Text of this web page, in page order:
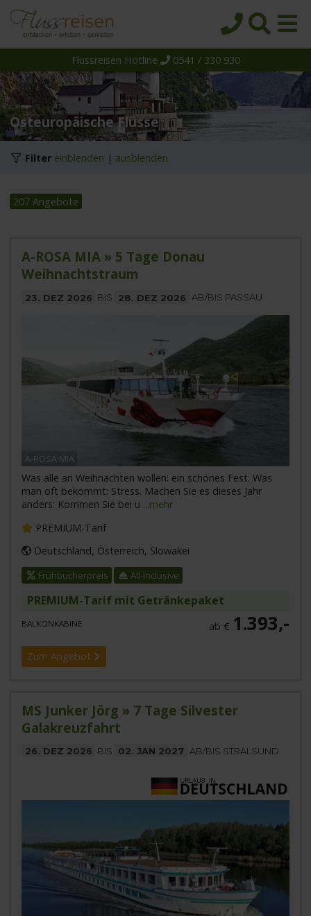
Top-Angebote
Reiseziele
Themen
Reedereien
Schiffe
Suche
Flussreisen Hotline 0541 / 330 930
Osteuropäische Flüsse
Filter einblenden | ausblenden
207 Angebote
A-ROSA MIA » 5 Tage Donau
Weihnachtstraum
23. DEZ 2026 BIS 28. DEZ 2026 AB/BIS PASSAU
A-ROSA MIA
Was alle an Weihnachten wollen: ein schönes Fest. Was
man oft bekommt: Stress. Machen Sie es dieses Jahr
anders: Kommen Sie bei u ...mehr
PREMIUM-Tarif
Deutschland, Österreich, Slowakei
Frühbucherpreis All-Inclusive
PREMIUM-Tarif mit Getränkepaket
BALKONKABINE ab € 1.393,-
Zum Angebot
MS Junker Jörg » 7 Tage Silvester
Galakreuzfahrt
26. DEZ 2026 BIS 02. JAN 2027 AB/BIS STRALSUND